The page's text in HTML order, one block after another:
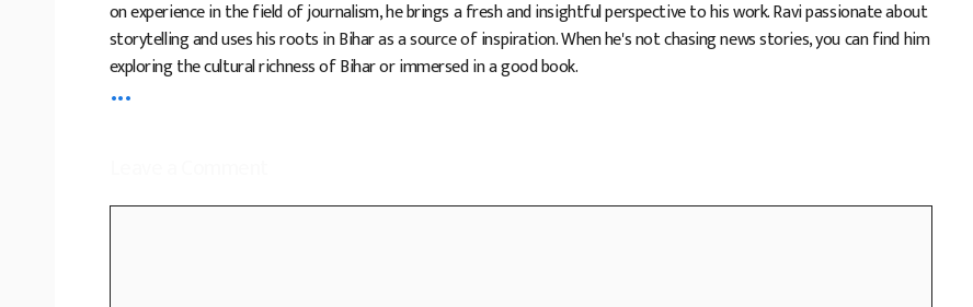
on experience in the field of journalism, he brings a fresh and insightful perspective to his work. Ravi passionate about
storytelling and uses his roots in Bihar as a source of inspiration. When he's not chasing news stories, you can find him
exploring the cultural richness of Bihar or immersed in a good book.
...
Comment